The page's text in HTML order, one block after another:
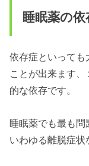
睡眠薬の
依存症といっても
ことが出来ます
的な依存です。
睡眠薬でも最も問
いわゆる離脱症状